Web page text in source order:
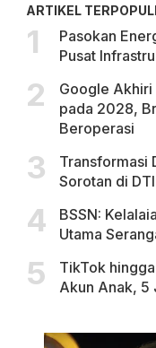
ARTIKEL
Pasokan
Pusat
Google Akhiri
pada 2028,
Beroperasi
Transformasi
Sorotan di
BSSN:
Utama
TikTok
Akun Anak, 5